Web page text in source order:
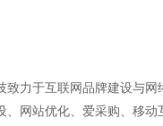
致力于互联网品牌建设与网
、网站优化、爱采购、移动